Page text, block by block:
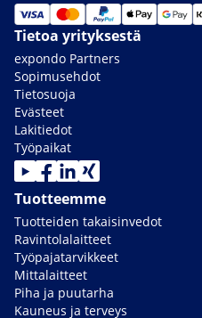
Tietoa yrityksestä
expondo Partners
Sopimusehdot
Tietosuoja
Evästeet
Lakitiedot
Työpaikat
Tuotteemme
Tuotteiden takaisinvedot
Ravintolalaitteet
Työpajatarvikkeet
Mittalaitteet
Piha ja puutarha
Kauneus ja terveys